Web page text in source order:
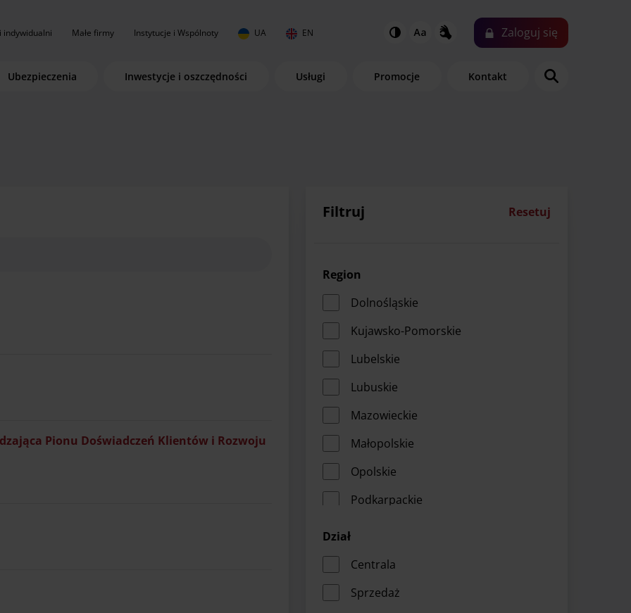
indywidualni Małe firmy Instytucje i Wspólnoty UA EN Zaloguj się
Ubezpieczenia Inwestycje i oszczędności Usługi Promocje Kontakt
Filtruj Resetuj
Region
Dolnośląskie
Kujawsko-Pomorskie
Lubelskie
Lubuskie
Mazowieckie
Małopolskie
Opolskie
Podkarpackie
Pomorskie
Warmińsko-Mazurskie
Dział
Centrala
Sprzedaż
Pionu Doświadczeń Klientów i Rozwoju